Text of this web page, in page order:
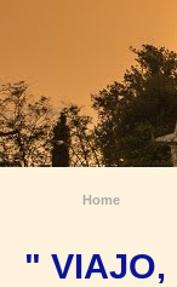
Home
" VIAJO,